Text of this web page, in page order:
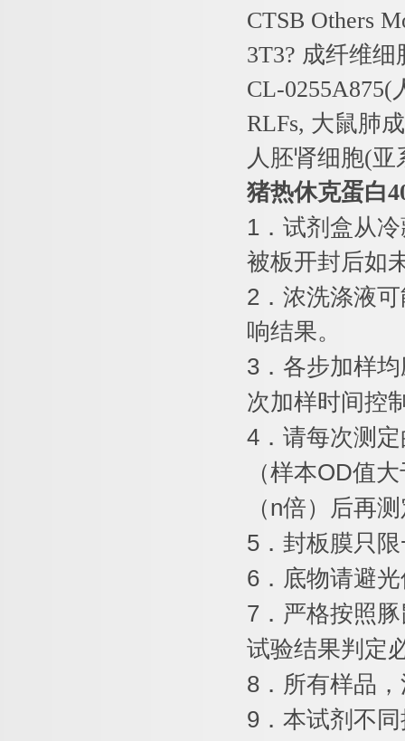
CTSB Others
3T3? 成纤维细
CL-0255A875(
RLFs, 大鼠肺
人胚肾细胞(亚
猪热休克蛋白
1 ．试剂盒从
被板开封后如
2 ．浓洗涤液
响结果。
3 ．各步加样
次加样时间控
4 ．请每次测
（样本OD值
（n倍）后再
5 ．封板膜只
6 ．底物请避
7 ．严格按照
试验结果判定
8 ．所有样品
9 ．本试剂不